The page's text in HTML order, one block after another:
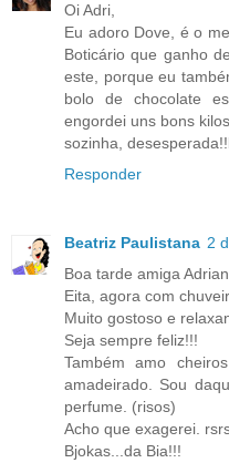
Oi Adri,
Eu adoro Dove, é o
Boticário que ganho
este, porque eu
bolo de chocolate
engordei uns bons
sozinha,
Responder
Beatriz Paulistana 2
Boa tarde amiga
Eita, agora com
Muito gostoso e
Seja sempre feliz!!!
Também amo
amadeirado. Sou
perfume. (risos)
Acho que exagerei.
Bjokas...da Bia!!!